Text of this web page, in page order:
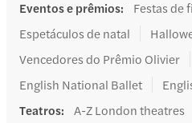
Eventos e prêmios:
Festas de
Espetáculos de natal
Vencedores do Prêmio Olivier
English National Ballet
Teatros: A-Z London theatres